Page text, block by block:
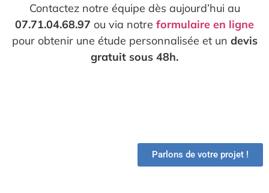
Contactez notre équipe dès aujourd’hui au
07.71.04.68.97 ou via notre formulaire en ligne
pour obtenir une étude personnalisée et un devis
gratuit sous 48h.
Parlons de votre projet !